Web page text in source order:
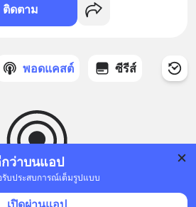
ว่าบนแอป
บประสบการณ์เต็มรูปแบบ
ติดตาม
พอดแคสต์ ซีรีส์
ไม่มีพอดแคสต์